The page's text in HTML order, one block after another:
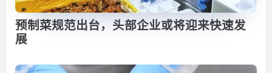
预制菜规范出台，头部企业或将迎来快速发
展